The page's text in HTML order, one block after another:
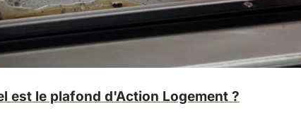
est le plafond d'Action Logement ?